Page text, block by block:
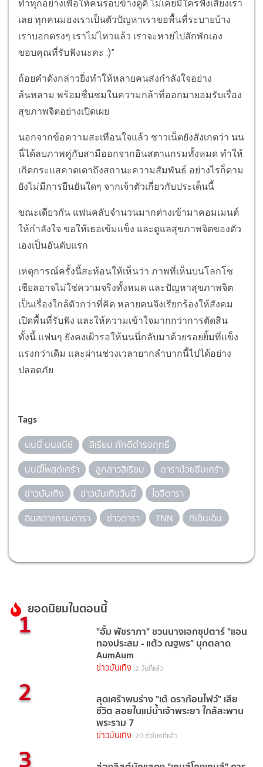
ทำทุกอย่างเพื่อให้คนรอบข้างดูดี ไม่เคยมีใครฟังเสียงเรา
เลย ทุกคนมองเราเป็นตัวปัญหาเราขอพื้นที่ระบายบ้าง
เราบอกตรงๆ เราไม่ไหวแล้ว เราจะหายไปสักพักเอง
ขอบคุณที่รับฟังนะคะ :)”
ถ้อยคำดังกล่าวยิ่งทำให้หลายคนส่งกำลังใจอย่าง
ล้นหลาม พร้อมชื่นชมในความกล้าที่ออกมายอมรับเรื่อง
สุขภาพจิตอย่างเปิดเผย
นอกจากข้อความสะเทือนใจแล้ว ชาวเน็ตยังสังเกตว่า นน
นี่ได้ลบภาพคู่กับสามีออกจากอินสตาแกรมทั้งหมด ทำให้
เกิดกระแสคาดเดาถึงสถานะความสัมพันธ์ อย่างไรก็ตาม
ยังไม่มีการยืนยันใดๆ จากเจ้าตัวเกี่ยวกับประเด็นนี้
ขณะเดียวกัน แฟนคลับจำนวนมากต่างเข้ามาคอมเมนต์
ให้กำลังใจ ขอให้เธอเข้มแข็ง และดูแลสุขภาพจิตของตัว
เองเป็นอันดับแรก
เหตุการณ์ครั้งนี้สะท้อนให้เห็นว่า ภาพที่เห็นบนโลกโซ
เชียลอาจไม่ใช่ความจริงทั้งหมด และปัญหาสุขภาพจิต
เป็นเรื่องใกล้ตัวกว่าที่คิด หลายคนจึงเรียกร้องให้สังคม
เปิดพื้นที่รับฟัง และให้ความเข้าใจมากกว่าการตัดสิน
ทั้งนี้ แฟนๆ ยังคงเฝ้ารอให้นนนี่กลับมาด้วยรอยยิ้มที่แข็ง
แรงกว่าเดิม และผ่านช่วงเวลายากลำบากนี้ไปได้อย่าง
ปลอดภัย
Tags
นนนี่ นนลนีย์
สิเรียม ภักดีดำรงฤทธิ์
นนนี่โพสต์เศร้า
ลูกสาวสิเรียม
ดาราป่วยซึมเศร้า
ข่าวบันเทิง
ข่าวบันเทิงวันนี้
ไอจีดารา
อินสตาแกรมดารา
ข่าวดารา TNN ทีเอ็นเอ็น
ยอดนิยมในตอนนี้
1 "อั้ม พัชราภา" ชวนนางเอกซุปตาร์ "แอน
ทองประสม - แต้ว ณฐพร" บุกตลาด
AumAum
ข่าวบันเทิง 2 วันที่แล้ว
2 สุดเศร้าพบร่าง "เต้ ดราก้อนไฟว์" เสีย
ชีวิต ลอยในแม่น้ำเจ้าพระยา ใกล้สะพาน
พระราม 7
ข่าวบันเทิง 20 ชั่วโมงที่แล้ว
3